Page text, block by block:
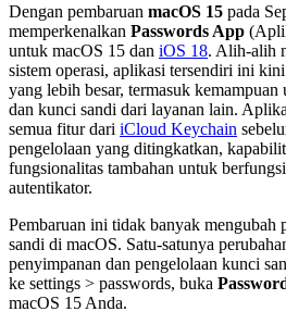
Dengan pembaruan macOS 15 pada
memperkenalkan Passwords App
untuk macOS 15 dan iOS 18. Alih-alih
sistem operasi, aplikasi tersendiri ini
yang lebih besar, termasuk
dan kunci sandi dari layanan lain.
semua fitur dari iCloud Keychain
pengelolaan yang ditingkatkan,
fungsionalitas tambahan untuk
autentikator.
Pembaruan ini tidak banyak mengubah
sandi di macOS. Satu-satunya
penyimpanan dan pengelolaan kunci
ke settings > passwords, buka
macOS 15 Anda.